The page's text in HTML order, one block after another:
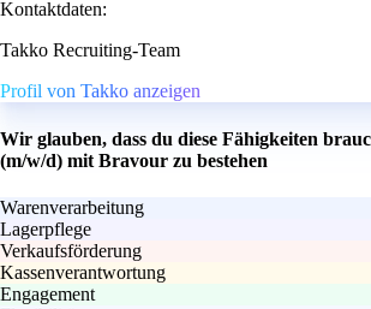
Kontaktdaten:
Takko Recruiting-Team
Profil von Takko anzeigen
Wir glauben, dass du diese Fähigkeiten
(m/w/d) mit Bravour zu bestehen
Warenverarbeitung
Lagerpflege
Verkaufsförderung
Kassenverantwortung
Engagement